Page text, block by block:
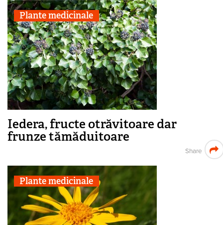
Plante medicinale
Iedera, fructe otrăvitoare dar
frunze tămăduitoare
Share
Plante medicinale